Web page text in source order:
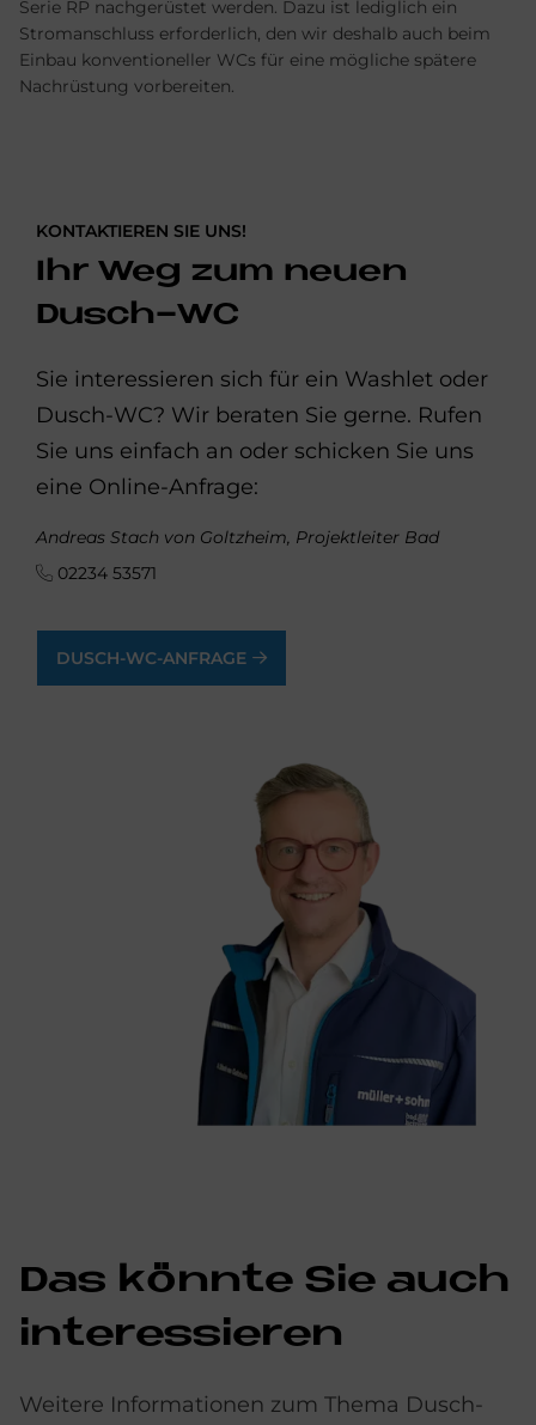
Serie RP nachgerüstet werden. Dazu ist lediglich ein
Stromanschluss erforderlich, den wir deshalb auch beim
Einbau konventioneller WCs für eine mögliche spätere
Nachrüstung vorbereiten.
KONTAKTIEREN SIE UNS!
Ihr Weg zum neuen
Dusch-WC
Sie interessieren sich für ein Washlet oder
Dusch-WC? Wir beraten Sie gerne. Rufen
Sie uns einfach an oder schicken Sie uns
eine Online-Anfrage:
Andreas Stach von Goltzheim, Projektleiter Bad
02234 53571
DUSCH-WC-ANFRAGE
Das könn­te Sie auch
in­ter­es­sie­ren
Weitere Informationen zum Thema Dusch-